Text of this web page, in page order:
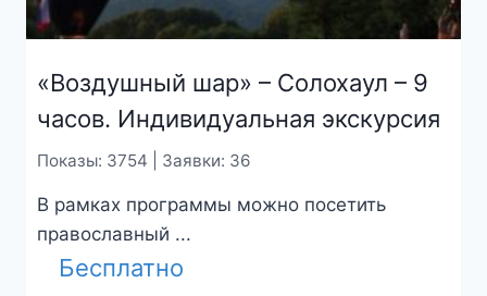
«Воздушный шар» – Солохаул – 9
часов. Индивидуальная экскурсия
Показы: 3754 | Заявки: 36
В рамках программы можно посетить
православный ...
Бесплатно